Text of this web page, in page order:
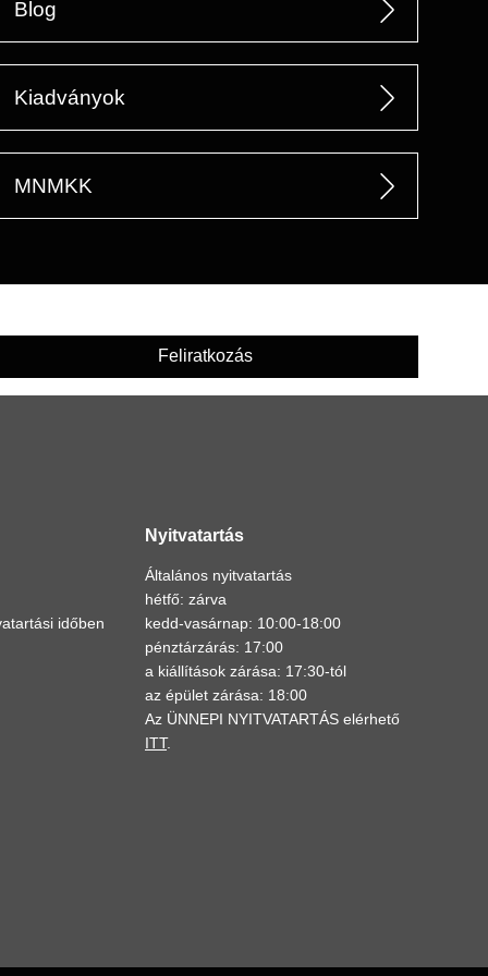
Blog
Kiadványok
MNMKK
Feliratkozás
időben
Nyitvatartás
Általános nyitvatartás
hétfő: zárva
kedd-vasárnap: 10:00-18:00
pénztárzárás: 17:00
a kiállítások zárása: 17:30-tól
az épület zárása: 18:00
Az ÜNNEPI NYITVATARTÁS elérhető
ITT.